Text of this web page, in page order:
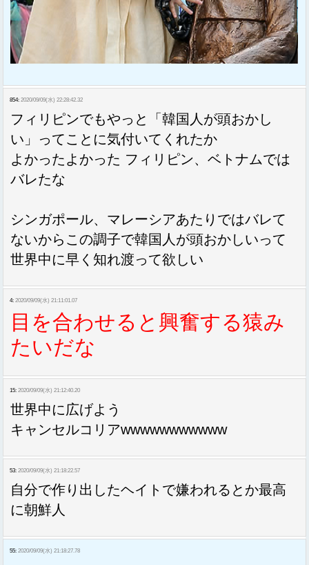
854: 2020/09/09(水) 22:28:42.32
フィリピンでもやっと「韓国人が頭おかし
い」ってことに気付いてくれたか
よかったよかった フィリピン、ベトナムでは
バレたな
シンガポール、マレーシアあたりではバレて
ないからこの調子で韓国人が頭おかしいって
世界中に早く知れ渡って欲しい
4: 2020/09/09(水) 21:11:01.07
目を合わせると興奮する猿み
たいだな
15: 2020/09/09(水) 21:12:40.20
世界中に広げよう
キャンセルコリアwwwwwwwwwww
53: 2020/09/09(水) 21:18:22.57
自分で作り出したヘイトで嫌われるとか最高
に朝鮮人
55: 2020/09/09(水) 21:18:27.78